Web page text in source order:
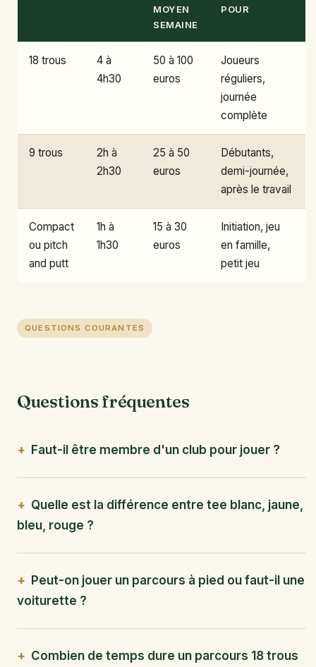
MOYEN
SEMAINE
POUR
18 trous
4 à
4h30
50 à 100
euros
Joueurs
réguliers,
journée
complète
9 trous
2h à
2h30
25 à 50
euros
Débutants,
demi-journée,
après le travail
Compact
ou pitch
and putt
1h à
1h30
15 à 30
euros
Initiation, jeu
en famille,
petit jeu
QUESTIONS COURANTES
Questions fréquentes
Faut-il être membre d'un club pour jouer ?
Quelle est la différence entre tee blanc, jaune,
bleu, rouge ?
Peut-on jouer un parcours à pied ou faut-il une
voiturette ?
Combien de temps dure un parcours 18 trous